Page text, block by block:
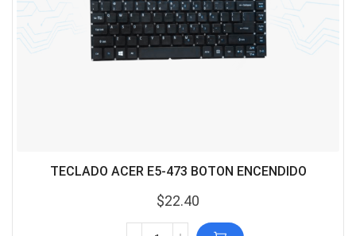
TECLADO ACER E5-473 BOTON ENCENDIDO
$22.40